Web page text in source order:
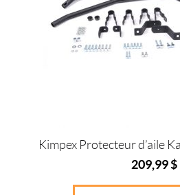
Kimpex Protecteur d’aile
209,99$